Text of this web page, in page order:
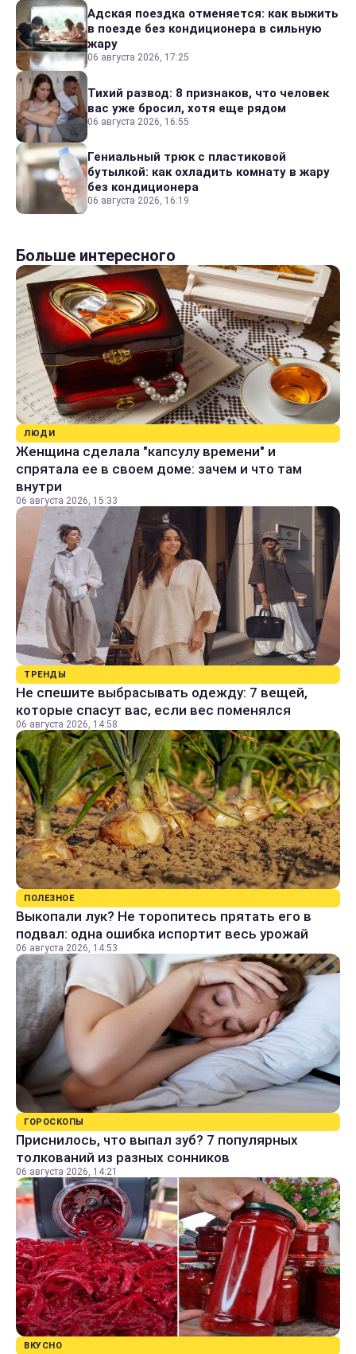
Адская поездка отменяется: как выжить
в поезде без кондиционера в сильную
жару
06 августа 2026, 17:25
Тихий развод: 8 признаков, что человек
вас уже бросил, хотя еще рядом
06 августа 2026, 16:55
Гениальный трюк с пластиковой
бутылкой: как охладить комнату в жару
без кондиционера
06 августа 2026, 16:19
Больше интересного
ЛЮДИ
Женщина сделала "капсулу времени" и
спрятала ее в своем доме: зачем и что там
внутри
06 августа 2026, 15:33
ТРЕНДЫ
Не спешите выбрасывать одежду: 7 вещей,
которые спасут вас, если вес поменялся
06 августа 2026, 14:58
ПОЛЕЗНОЕ
Выкопали лук? Не торопитесь прятать его в
подвал: одна ошибка испортит весь урожай
06 августа 2026, 14:53
ГОРОСКОПЫ
Приснилось, что выпал зуб? 7 популярных
толкований из разных сонников
06 августа 2026, 14:21
ВКУСНО